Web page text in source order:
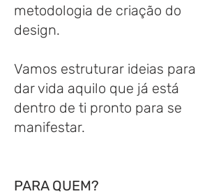
metodologia de criação do
design.
Vamos estruturar ideias para
dar vida aquilo que já está
dentro de ti pronto para se
manifestar.
PARA QUEM?